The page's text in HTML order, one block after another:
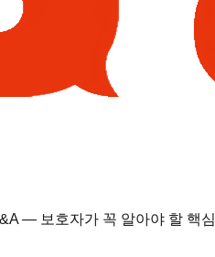
— 보호자가 꼭 알아야 할 핵심